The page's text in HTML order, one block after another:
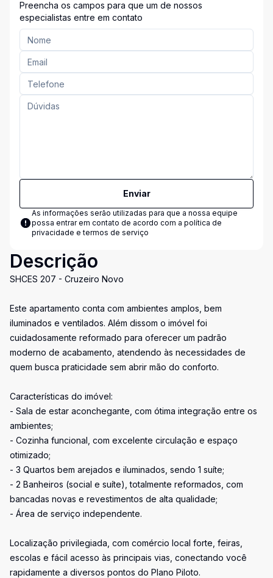
Preencha os campos para que um de nossos
especialistas entre em contato
Enviar
As informações serão utilizadas para que a nossa equipe
possa entrar em contato de acordo com a política de
privacidade e termos de serviço
Descrição
SHCES 207 - Cruzeiro Novo
Este apartamento conta com ambientes amplos, bem
iluminados e ventilados. Além dissom o imóvel foi
cuidadosamente reformado para oferecer um padrão
moderno de acabamento, atendendo às necessidades de
quem busca praticidade sem abrir mão do conforto.
Características do imóvel:
- Sala de estar aconchegante, com ótima integração entre os
ambientes;
- Cozinha funcional, com excelente circulação e espaço
otimizado;
- 3 Quartos bem arejados e iluminados, sendo 1 suíte;
- 2 Banheiros (social e suíte), totalmente reformados, com
bancadas novas e revestimentos de alta qualidade;
- Área de serviço independente.
Localização privilegiada, com comércio local forte, feiras,
escolas e fácil acesso às principais vias, conectando você
rapidamente a diversos pontos do Plano Piloto.